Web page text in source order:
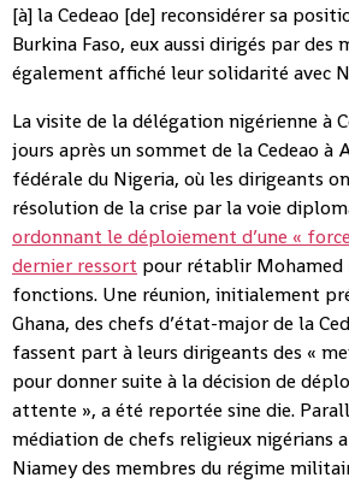
[à] la Cedeao [de] reconsidérer sa
Burkina Faso, eux aussi dirigés par des
également affiché leur solidarité avec
La visite de la délégation nigérienne à
jours après un sommet de la Cedeao à
fédérale du Nigeria, où les dirigeants
résolution de la crise par la voie
ordonnant le déploiement d’une «
dernier ressort pour rétablir Mohamed
fonctions. Une réunion, initialement
Ghana, des chefs d’état-major de la
fassent part à leurs dirigeants des «
pour donner suite à la décision de
attente », a été reportée sine die.
médiation de chefs religieux nigérians
Niamey des membres du régime